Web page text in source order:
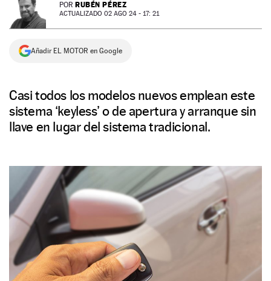
NEWSLETTER
SÍGUENOS
POR RUBÉN PÉREZ
ACTUALIZADO 02 AGO 24 - 17: 21
Añadir EL MOTOR en Google
Casi todos los modelos nuevos emplean este
sistema ‘keyless’ o de apertura y arranque sin
llave en lugar del sistema tradicional.